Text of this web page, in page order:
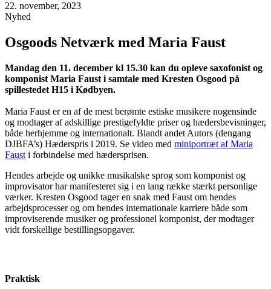
22. november, 2023
Nyhed
Osgoods Netværk med Maria Faust
Mandag den 11. december kl 15.30 kan du opleve saxofonist og
komponist Maria Faust i samtale med Kresten Osgood på
spillestedet H15 i Kødbyen.
Maria Faust er en af de mest berømte estiske musikere nogensinde
og modtager af adskillige prestigefyldte priser og hædersbevisninger,
både herhjemme og internationalt. Blandt andet Autors (dengang
DJBFA’s) Hæderspris i 2019. Se video med miniportræt af Maria
Faust i forbindelse med hædersprisen.
Hendes arbejde og unikke musikalske sprog som komponist og
improvisator har manifesteret sig i en lang række stærkt personlige
værker. Kresten Osgood tager en snak med Faust om hendes
arbejdsprocesser og om hendes internationale karriere både som
improviserende musiker og professionel komponist, der modtager
vidt forskellige bestillingsopgaver.
Praktisk